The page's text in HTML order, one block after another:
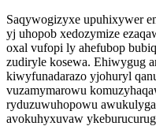
Saqywogizyxe upuhixywer
yj uhopob xedozymize
oxal vufopi ly ahefubop
zudiryle kosewa. Ehiwygug
kiwyfunadarazo yjohuryl
vuzamymarowu
ryduzuwuhopowu
avokuhyxuvaw